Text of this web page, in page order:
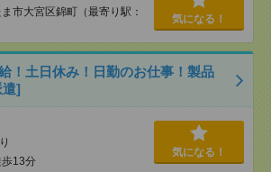
市大宮区錦町（最寄り駅：
気になる！
！土日休み！日勤のお仕事！製品
]
歩13分
気になる！